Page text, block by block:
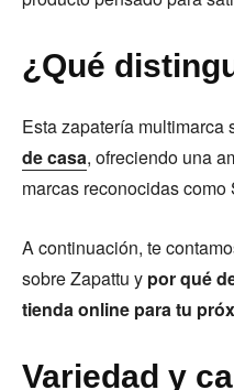
¿Qué
Esta zapatería multimarca
de casa, ofreciendo una
marcas reconocidas
A continuación, te
sobre Zapattu y por qué
tienda online para tu
Variedad y